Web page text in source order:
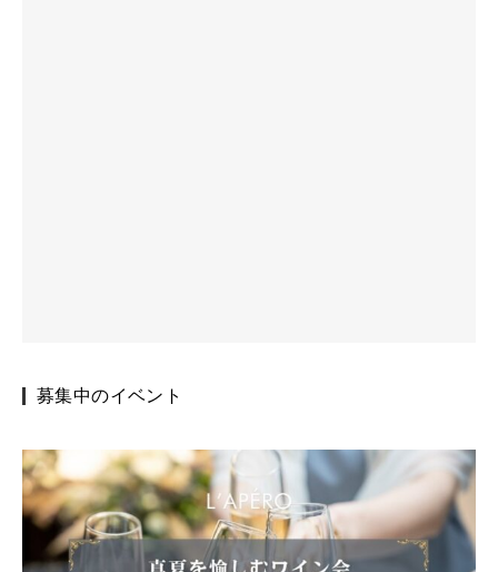
募集中のイベント